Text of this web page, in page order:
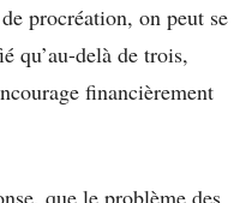
procréation, on peut se
qu’au-delà de trois,
financièrement
que le problème des